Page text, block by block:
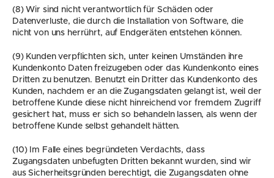
(8) Wir sind nicht verantwortlich für Schäden oder
Datenverluste, die durch die Installation von Software, die
nicht von uns herrührt, auf Endgeräten entstehen können.
(9) Kunden verpflichten sich, unter keinen Umständen ihre
Kundenkonto Daten freizugeben oder das Kundenkonto eines
Dritten zu benutzen. Benutzt ein Dritter das Kundenkonto des
Kunden, nachdem er an die Zugangsdaten gelangt ist, weil der
betroffene Kunde diese nicht hinreichend vor fremdem Zugriff
gesichert hat, muss er sich so behandeln lassen, als wenn der
betroffene Kunde selbst gehandelt hätten.
(10) Im Falle eines begründeten Verdachts, dass
Zugangsdaten unbefugten Dritten bekannt wurden, sind wir
aus Sicherheitsgründen berechtigt, die Zugangsdaten ohne